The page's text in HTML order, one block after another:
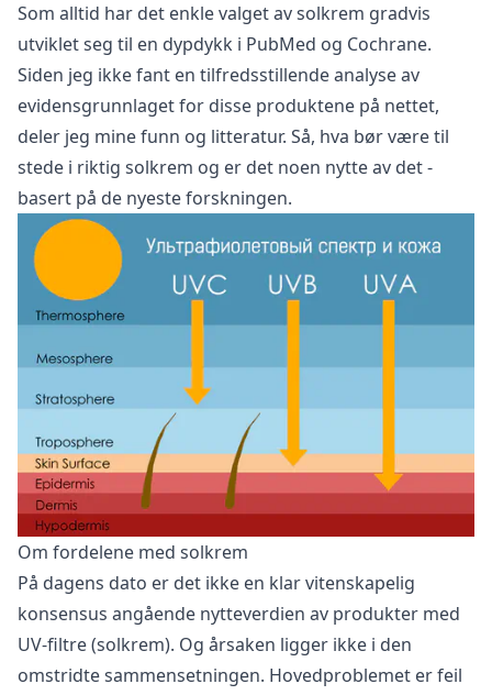
Som alltid har det enkle valget av solkrem gradvis
utviklet seg til en dypdykk i PubMed og Cochrane.
Siden jeg ikke fant en tilfredsstillende analyse av
evidensgrunnlaget for disse produktene på nettet,
deler jeg mine funn og litteratur. Så, hva bør være til
stede i riktig solkrem og er det noen nytte av det -
basert på de nyeste forskningen.
Om fordelene med solkrem
På dagens dato er det ikke en klar vitenskapelig
konsensus angående nytteverdien av produkter med
UV-filtre (solkrem). Og årsaken ligger ikke i den
omstridte sammensetningen. Hovedproblemet er feil